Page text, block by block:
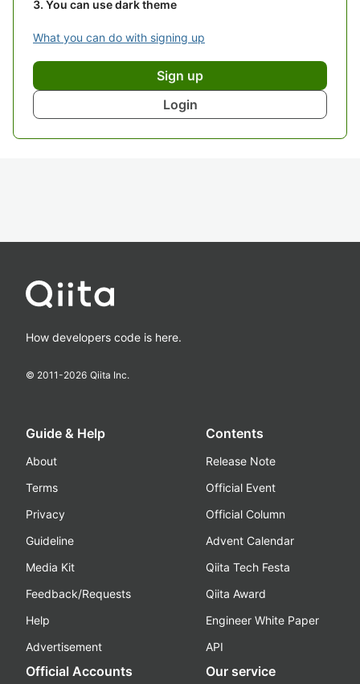
You can use dark theme
What you can do with signing up
Sign up
Login
How developers code is here.
© 2011-2026 Qiita Inc.
Guide & Help
About
Terms
Privacy
Guideline
Media Kit
Feedback/Requests
Help
Advertisement
Contents
Release Note
Official Event
Official Column
Advent Calendar
Qiita Tech Festa
Qiita Award
Engineer White Paper
API
Official Accounts Our service